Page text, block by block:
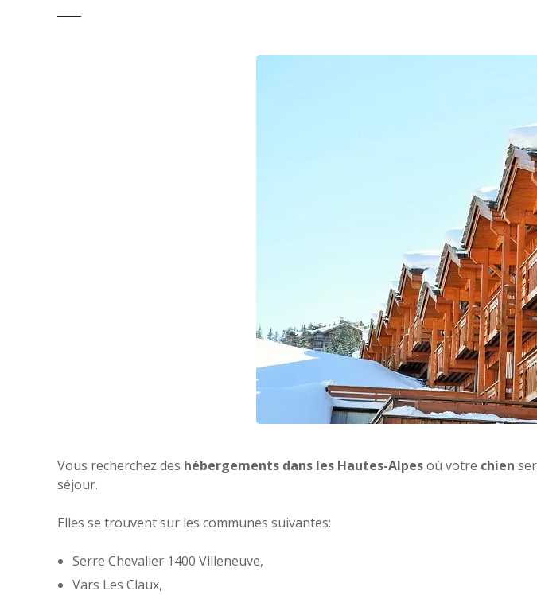
Vous recherchez des hébergements dans les Hautes-Alpesoù votre chien
séjour.
Elles se trouvent sur les communes suivantes:
Serre Chevalier 1400 Villeneuve,
Vars Les Claux,